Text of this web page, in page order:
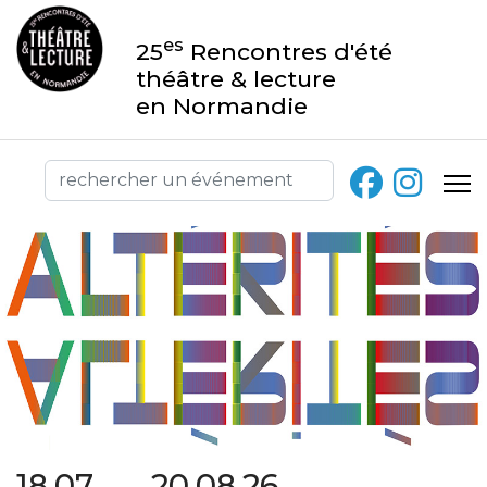
25es Rencontres d'été
théâtre & lecture
en Normandie